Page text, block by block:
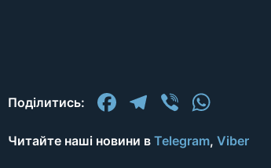
Поділитись: Facebook
Telegram
Viber
Читайте наші новини в Telegram, Viber